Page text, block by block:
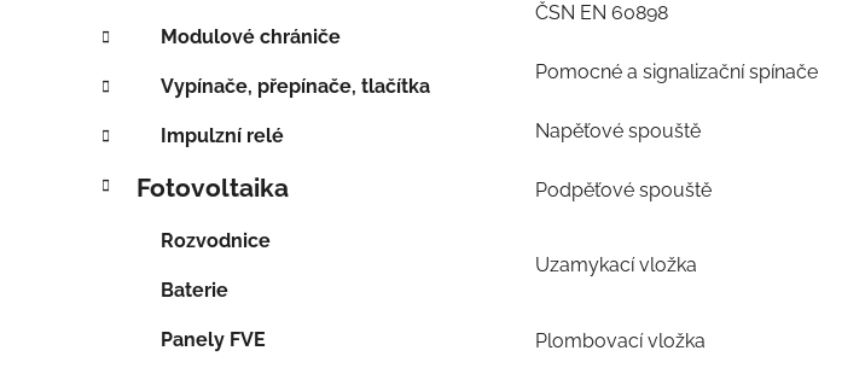
Modulové chrániče
Vypínače, přepínače, tlačítka
Impulzní relé
Fotovoltaika
Rozvodnice
Baterie
Panely FVE
ČSN EN 60898
Pomocné a signalizační spínače
Napěťové spouště
Podpěťové spouště
Uzamykací vložka
Plombovací vložka